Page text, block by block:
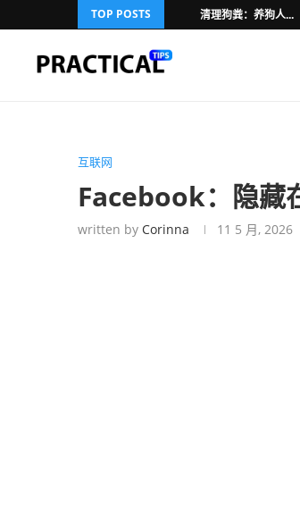
TOP POSTS 清理狗粪：养狗人...
互联网
Facebook：隐
written by Corinna 11 5 月, 2026